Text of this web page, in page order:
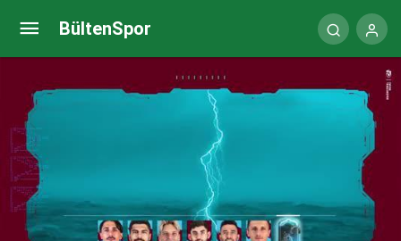
BültenSpor
Kasımpaşa – Fenerbahçe maçına damga vuran